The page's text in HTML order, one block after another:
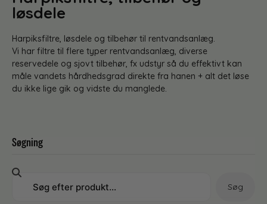
løsdele
Harpiksfiltre, løsdele og tilbehør til rentvandsanlæg.
Vi har filtre til flere typer rentvandsanlæg, diverse
reservedele og sjovt tilbehør, fx udstyr så du effektivt kan
måle vandets hårdhedsgrad direkte fra hanen + alt det løse
du ikke lige gik og vidste du manglede.
Søgning
Søg